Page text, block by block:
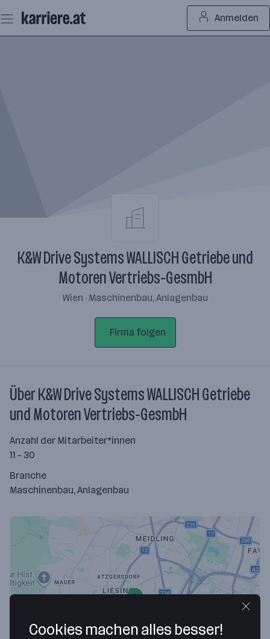
Seiteninhalt
springen
Anmelden
K&W Drive Systems WALLISCH Getriebe und
Motoren Vertriebs-GesmbH
Wien · Maschinenbau, Anlagenbau
Firma folgen
Über K&W Drive Systems WALLISCH Getriebe
und Motoren Vertriebs-GesmbH
Anzahl der Mitarbeiter*innen
11 - 30
Branche
Maschinenbau, Anlagenbau
Cookies machen alles besser!